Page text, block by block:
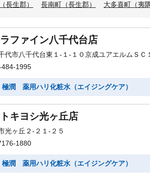
長生郡）
長南町（長生郡） 大多喜町（夷隅
ファイン八千代台店
代市八千代台東１-１-１０京成ユアエルムＳＣ
1995
潤 薬用ハリ化粧水（エイジングケア）
キヨシ光ヶ丘店
光ヶ丘２-２１-２５
1880
潤 薬用ハリ化粧水（エイジングケア）